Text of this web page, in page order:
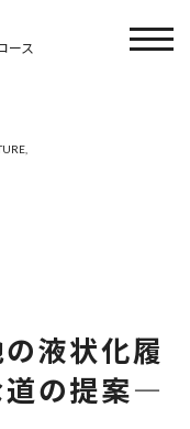
ース
液状化履
道の提案―